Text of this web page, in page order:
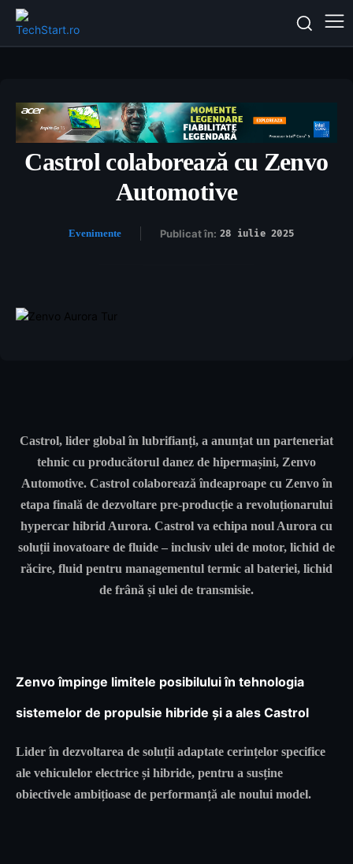
Castrol colaborează cu Zenvo
Automotive
Evenimente Publicat în: 28 iulie 2025
Castrol, lider global în lubrifianți, a anunțat un parteneriat
tehnic cu producătorul danez de hipermașini, Zenvo
Automotive. Castrol colaborează îndeaproape cu Zenvo în
etapa finală de dezvoltare pre-producție a revoluționarului
hypercar hibrid Aurora. Castrol va echipa noul Aurora cu
soluții inovatoare de fluide – inclusiv ulei de motor, lichid de
răcire, fluid pentru managementul termic al bateriei, lichid
de frână și ulei de transmisie.
Zenvo împinge limitele posibilului în tehnologia
sistemelor de propulsie hibride și a ales Castrol
Lider în dezvoltarea de soluții adaptate cerințelor specifice
ale vehiculelor electrice și hibride, pentru a susține
obiectivele ambițioase de performanță ale noului model.